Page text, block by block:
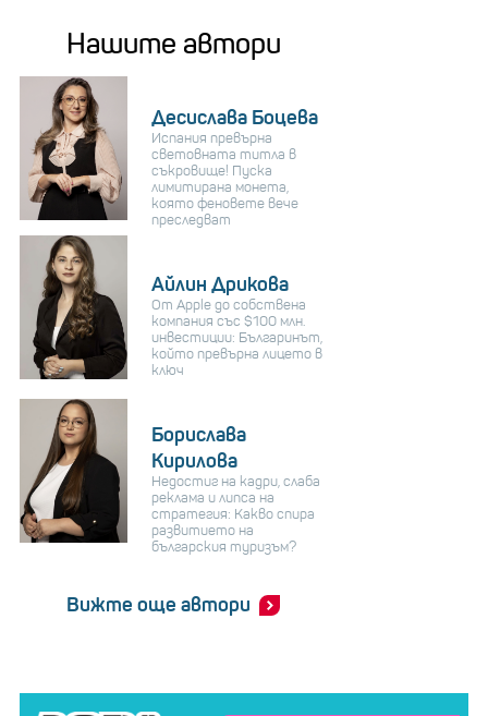
Нашите автори
Десислава Боцева
Испания превърна
световната титла в
съкровище! Пуска
лимитирана монета,
която феновете вече
преследват
Айлин Дрикова
От Apple до собствена
компания със $100 млн.
инвестиции: Българинът,
който превърна лицето в
ключ
Борислава
Кирилова
Недостиг на кадри, слаба
реклама и липса на
стратегия: Какво спира
развитието на
българския туризъм?
Вижте още автори